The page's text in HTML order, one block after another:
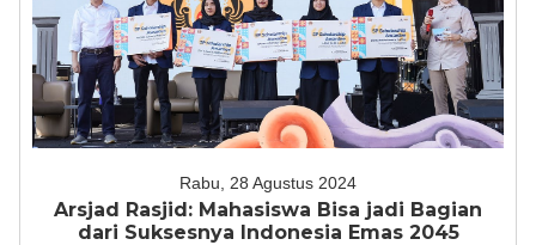
Rabu, 28 Agustus 2024
Arsjad Rasjid: Mahasiswa Bisa jadi Bagian
dari Suksesnya Indonesia Emas 2045